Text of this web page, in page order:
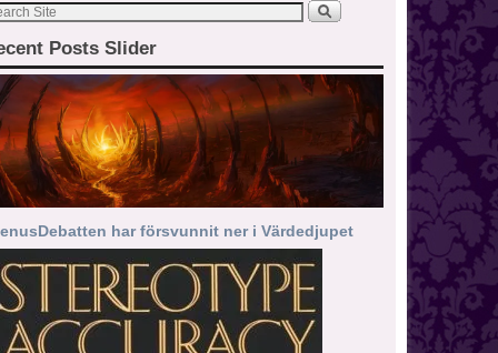
Posts Slider
har försvunnit ner i Värdedjupet